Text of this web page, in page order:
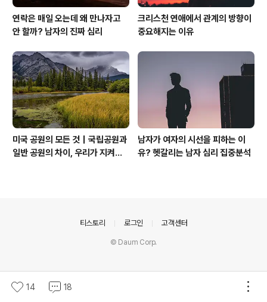
연락은 매일 오는데 왜 만나자고
안 할까? 남자의 진짜 심리
크리스천 연애에서 관계의 방향이
중요해지는 이유
미국 공원의 모든 것｜국립공원과
일반 공원의 차이, 우리가 지켜야
남자가 여자의 시선을 피하는 이
유? 헷갈리는 남자 심리 집중분석
14 18
티스토리 로그인 고객센터
© Daum Corp.